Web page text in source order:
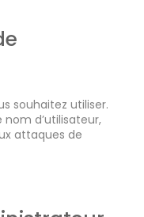
souhaitez utiliser.
d’utilisateur,
attaques de